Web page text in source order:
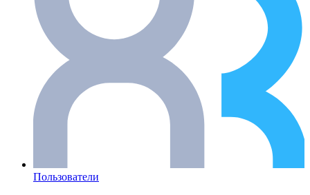
Пользователи